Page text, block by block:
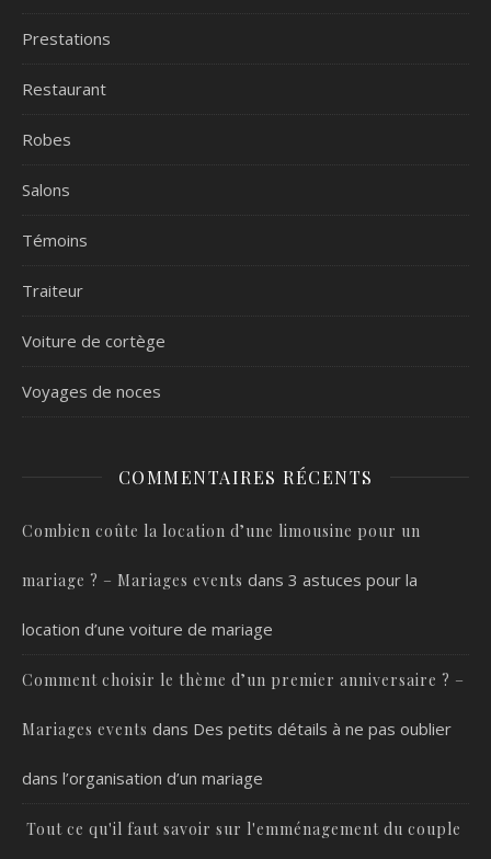
Prestations
Restaurant
Robes
Salons
Témoins
Traiteur
Voiture de cortège
Voyages de noces
COMMENTAIRES RÉCENTS
Combien coûte la location d’une limousine pour un
mariage ? – Mariages events dans 3 astuces pour la
location d’une voiture de mariage
Comment choisir le thème d’un premier anniversaire ? –
Mariages events dans Des petits détails à ne pas oublier
dans l’organisation d’un mariage
Tout ce qu'il faut savoir sur l'emménagement du couple